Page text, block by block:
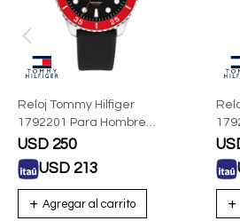
Reloj Tommy Hilfiger
1792201 Para Hombre
Silicona Negra
USD 250
USD 213